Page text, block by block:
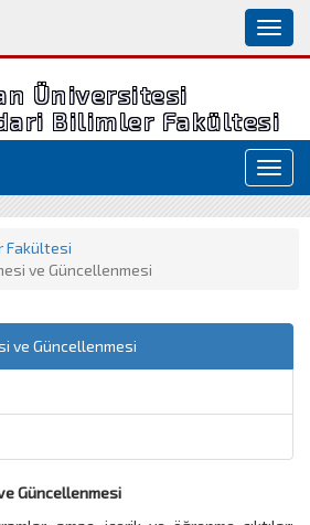
Harran Üniversitesi
Bilimler Fakültesi
Fakültesi
ve Güncellenmesi
ve Güncellenmesi
Güncellenmesi